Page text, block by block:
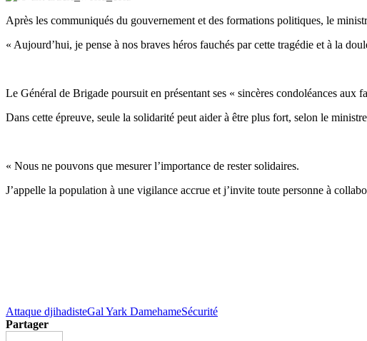
Après les communiqués du gouvernement et des formations politiques, le
« Aujourd’hui, je pense à nos braves héros fauchés par cette tragédie et à la
Le Général de Brigade poursuit en présentant ses « sincères condoléances
Dans cette épreuve, seule la solidarité peut aider à être plus fort, selon le
« Nous ne pouvons que mesurer l’importance de rester solidaires.
J’appelle la population à une vigilance accrue et j’invite toute personne à
Attaque djihadisteGal Yark DamehameSécurité
Partager